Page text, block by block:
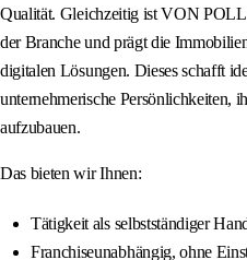
Qualität. Gleichzeitig ist VON
der Branche und prägt die
digitalen Lösungen. Dieses schafft
unternehmerische Persönlichkeiten,
aufzubauen.
Das bieten wir Ihnen:
Tätigkeit als selbstständiger
Franchiseunabhängig, ohne